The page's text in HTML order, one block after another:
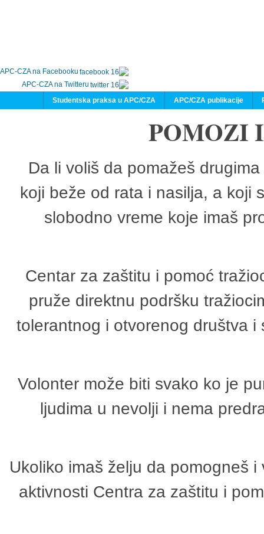
APC-CZA na Facebooku
APC-CZA na Twitteru
APC/CZA publikacije
Studentska praksa u APC/CZA
POMOZI
Da li voliš da pomažeš
koji beže od rata i nasilja, a koji
slobodno vreme koje imaš
Centar za zaštitu i pomoć
pruže direktnu podršku
tolerantnog i otvorenog društva
Volonter može biti svako ko je
ljudima u nevolji i nema
Ukoliko imaš želju da pomogneš
aktivnosti Centra za zaštitu i